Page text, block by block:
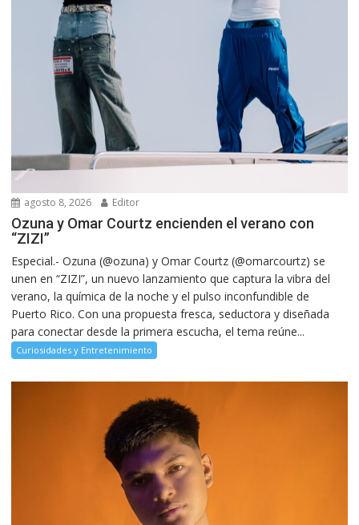
agosto 8, 2026 Editor
Ozuna y Omar Courtz encienden el verano con
“ZIZI”
Especial.- Ozuna (@ozuna) y Omar Courtz (@omarcourtz) se
unen en “ZIZI”, un nuevo lanzamiento que captura la vibra del
verano, la química de la noche y el pulso inconfundible de
Puerto Rico. Con una propuesta fresca, seductora y diseñada
para conectar desde la primera escucha, el tema reúne...
Curiosidades y Entretenimiento